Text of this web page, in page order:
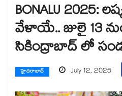
BONALU 2025:
వేళాయే.. జులై 13
సికింద్రాబాద్ లో
హైదరాబాద్ July 12, 2025